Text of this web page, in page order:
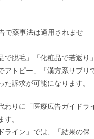
で薬事法は適用されませ
で脱毛」「化粧品で若返り」
アトピー」「漢方系サプリ
た訴求が可能になります。
わりに「医療広告ガイドラ
。
ライン」では、「結果の保